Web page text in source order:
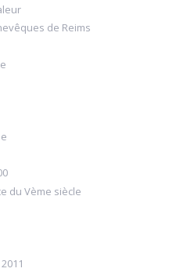
de Reims
du Vème siècle